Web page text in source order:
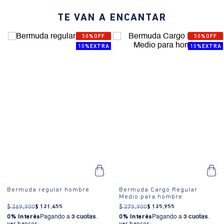
¿Cómo se usa?:Ideal para climas cálidos, ofrece frescura con su
TE VAN A ENCANTAR
50%OFF
10%EXTRA
Bermuda regular hombre
$ 269.900$ 121 .455
0% Interés Pagando a 3 cuotas.
50%OFF
10%EXTRA
Bermuda Cargo Regular
Medio para hombre
$ 279.900$ 125.955
0% Interés Pagando a 3 cuotas.